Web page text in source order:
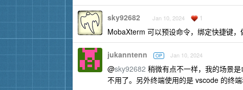
sky92682 Jan 10, 2024 1
MobaXterm 可以预设命令，绑定快捷键，
jukanntenn OP Jan 10, 2024
@sky92682 稍微有点不一样，我的场景
不用了。另外终端使用的是 vscode 的终端